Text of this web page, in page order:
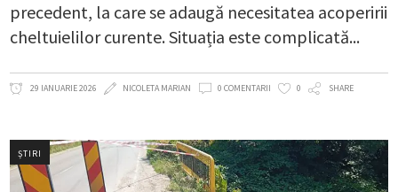
precedent, la care se adaugă necesitatea acoperirii
cheltuielilor curente. Situația este complicată
29 IANUARIE 2026 NICOLETA MARIAN 0 COMENTARII 0 SHARE
ȘTIRI